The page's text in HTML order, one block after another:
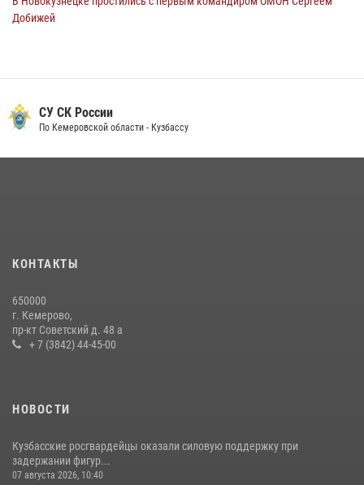
Добижей
14 июля 2026, 08:52
20 июля 2026, 08:52
гипермаркета товары на 13 тысяч рублей (ВИДЕО)
16 июля 2026, 06:43
СУ СК России
По Кемеровской области - Кузбассу
КОНТАКТЫ
650000
г. Кемерово,
пр-кт Советский д. 48 а
+ 7 (3842) 44-45-00
НОВОСТИ
Кузбасские росгвардейцы оказали силовую поддержку при
задержании фигур...
07 августа 2026, 10:40